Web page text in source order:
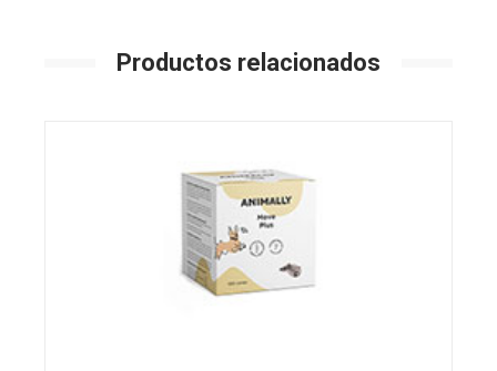
Productos relacionados